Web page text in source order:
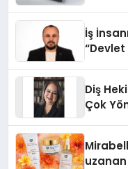
İş
“Devlet
Diş
Çok